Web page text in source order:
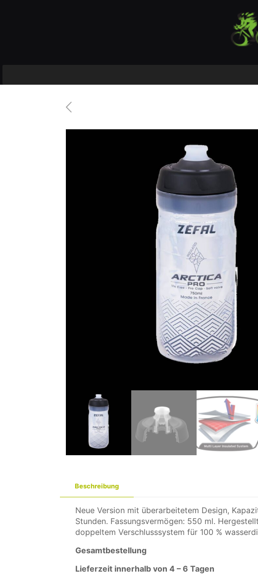
Beschreibung
Neue Version mit überarbeitetem Design,
Stunden. Fassungsvermögen: 550 ml.
doppeltem Verschlusssystem für 100 %
Gesamtbestellung
Lieferzeit innerhalb von 4 – 6 Tagen